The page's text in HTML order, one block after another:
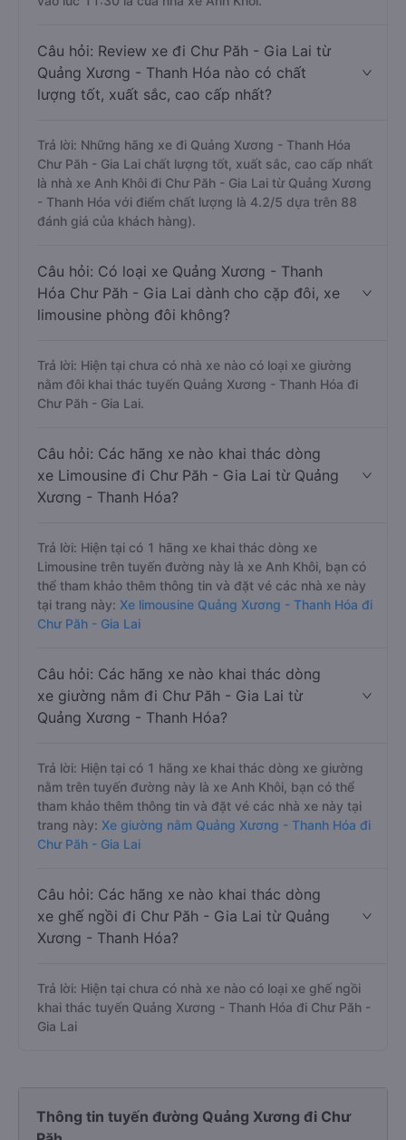
Câu hỏi: Review xe đi Chư Păh - Gia Lai từ
Quảng Xương - Thanh Hóa nào có chất
lượng tốt, xuất sắc, cao cấp nhất?
Trả lời: Những hãng xe đi Quảng Xương - Thanh Hóa
Chư Păh - Gia Lai chất lượng tốt, xuất sắc, cao cấp nhất
là nhà xe Anh Khôi đi Chư Păh - Gia Lai từ Quảng Xương
- Thanh Hóa với điểm chất lượng là 4.2/5 dựa trên 88
đánh giá của khách hàng).
Câu hỏi: Có loại xe Quảng Xương - Thanh
Hóa Chư Păh - Gia Lai dành cho cặp đôi, xe
limousine phòng đôi không?
Trả lời: Hiện tại chưa có nhà xe nào có loại xe giường
nằm đôi khai thác tuyến Quảng Xương - Thanh Hóa đi
Chư Păh - Gia Lai.
Câu hỏi: Các hãng xe nào khai thác dòng
xe Limousine đi Chư Păh - Gia Lai từ Quảng
Xương - Thanh Hóa?
Trả lời: Hiện tại có 1 hãng xe khai thác dòng xe
Limousine trên tuyến đường này là xe Anh Khôi, bạn có
thể tham khảo thêm thông tin và đặt vé các nhà xe này
tại trang này: Xe limousine Quảng Xương - Thanh Hóa đi
Chư Păh - Gia Lai
Câu hỏi: Các hãng xe nào khai thác dòng
xe giường nằm đi Chư Păh - Gia Lai từ
Quảng Xương - Thanh Hóa?
Trả lời: Hiện tại có 1 hãng xe khai thác dòng xe giường
nằm trên tuyến đường này là xe Anh Khôi, bạn có thể
tham khảo thêm thông tin và đặt vé các nhà xe này tại
trang này: Xe giường nằm Quảng Xương - Thanh Hóa đi
Chư Păh - Gia Lai
Câu hỏi: Các hãng xe nào khai thác dòng
xe ghế ngồi đi Chư Păh - Gia Lai từ Quảng
Xương - Thanh Hóa?
Trả lời: Hiện tại chưa có nhà xe nào có loại xe ghế ngồi
khai thác tuyến Quảng Xương - Thanh Hóa đi Chư Păh -
Gia Lai
Thông tin tuyến đường Quảng Xương đi Chư